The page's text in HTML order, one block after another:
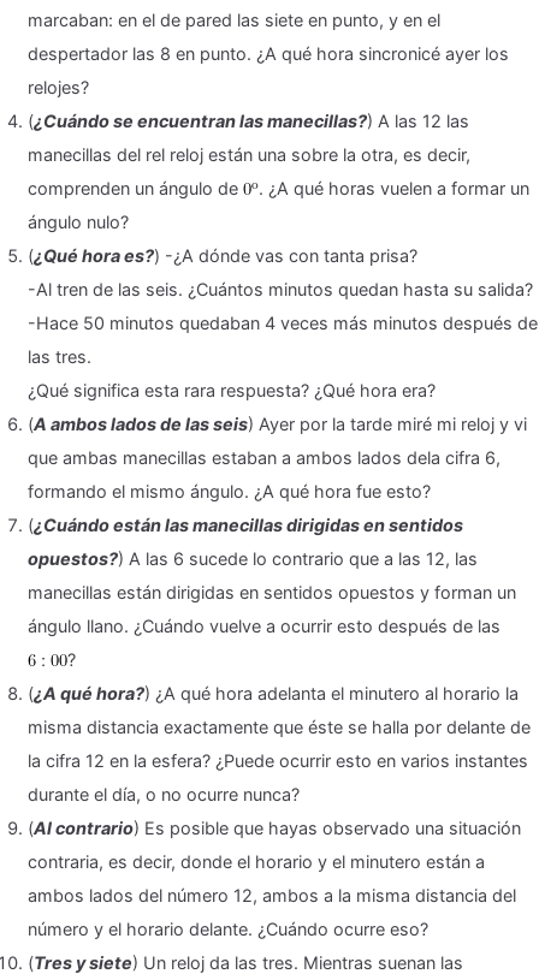
marcaban: en el de pared las siete en punto, y en el
despertador las 8 en punto. ¿A qué hora sincronicé ayer los
relojes?
(¿Cuándo se encuentran las manecillas?) A las 12 las
manecillas del rel reloj están una sobre la otra, es decir,
comprenden un ángulo de
. ¿A qué horas vuelen a formar un
ángulo nulo?
(¿Qué hora es?) -¿A dónde vas con tanta prisa?
-Al tren de las seis. ¿Cuántos minutos quedan hasta su salida?
-Hace 50 minutos quedaban 4 veces más minutos después de
las tres.
¿Qué significa esta rara respuesta? ¿Qué hora era?
(A ambos lados de las seis) Ayer por la tarde miré mi reloj y vi
que ambas manecillas estaban a ambos lados dela cifra 6,
formando el mismo ángulo. ¿A qué hora fue esto?
(¿Cuándo están las manecillas dirigidas en sentidos
opuestos?) A las 6 sucede lo contrario que a las 12, las
manecillas están dirigidas en sentidos opuestos y forman un
ángulo llano. ¿Cuándo vuelve a ocurrir esto después de las
?
(¿A qué hora?) ¿A qué hora adelanta el minutero al horario la
misma distancia exactamente que éste se halla por delante de
la cifra 12 en la esfera? ¿Puede ocurrir esto en varios instantes
durante el día, o no ocurre nunca?
(Al contrario) Es posible que hayas observado una situación
contraria, es decir, donde el horario y el minutero están a
ambos lados del número 12, ambos a la misma distancia del
número y el horario delante. ¿Cuándo ocurre eso?
(Tres y siete) Un reloj da las tres. Mientras suenan las